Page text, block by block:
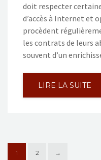
doit respecter
d’accès à Internet et
procèdent
les contrats de leurs
souvent d’un
LIRE LA SUITE
1 2 →